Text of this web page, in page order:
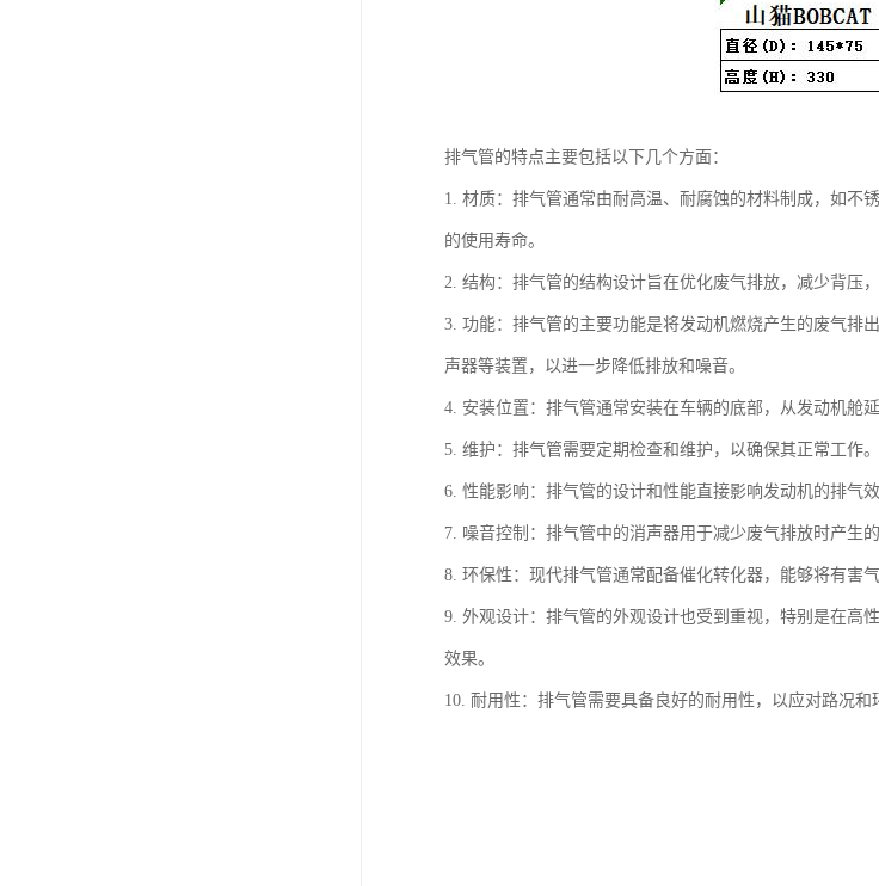
排气管的特点主要包括以下几个方面：
1. 材质：排气管通常由耐高温、耐腐蚀的材料制成，如不
的使用寿命。
2. 结构：排气管的结构设计旨在优化废气排放，减少背压
3. 功能：排气管的主要功能是将发动机燃烧产生的废气排
声器等装置，以进一步降低排放和噪音。
4. 安装位置：排气管通常安装在车辆的底部，从发动机舱
5. 维护：排气管需要定期检查和维护，以确保其正常工作
6. 性能影响：排气管的设计和性能直接影响发动机的排气
7. 噪音控制：排气管中的消声器用于减少废气排放时产生
8. 环保性：现代排气管通常配备催化转化器，能够将有害
9. 外观设计：排气管的外观设计也受到重视，特别是在高
效果。
10. 耐用性：排气管需要具备良好的耐用性，以应对路况和